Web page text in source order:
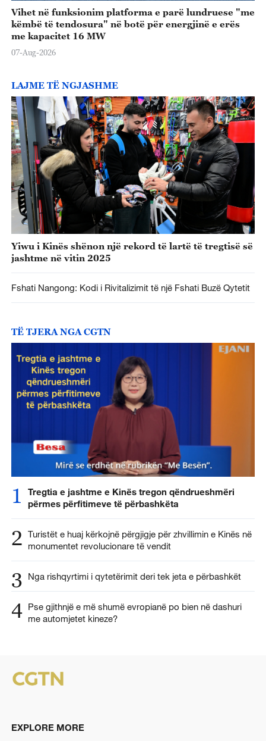
Vihet në funksionim platforma e parë lundruese "me
këmbë të tendosura" në botë për energjinë e erës
me kapacitet 16 MW
07-Aug-2026
LAJME TË NGJASHME
Yiwu i Kinës shënon një rekord të lartë të tregtisë së
jashtme në vitin 2025
Fshati Nangong: Kodi i Rivitalizimit të një Fshati Buzë Qytetit
TË TJERA NGA CGTN
1
Tregtia e jashtme e Kinës tregon qëndrueshmëri
përmes përfitimeve të përbashkëta
2 Turistët e huaj kërkojnë përgjigje për zhvillimin e Kinës në
monumentet revolucionare të vendit
3 Nga rishqyrtimi i qytetërimit deri tek jeta e përbashkët
4 Pse gjithnjë e më shumë evropianë po bien në dashuri
me automjetet kineze?
EXPLORE MORE